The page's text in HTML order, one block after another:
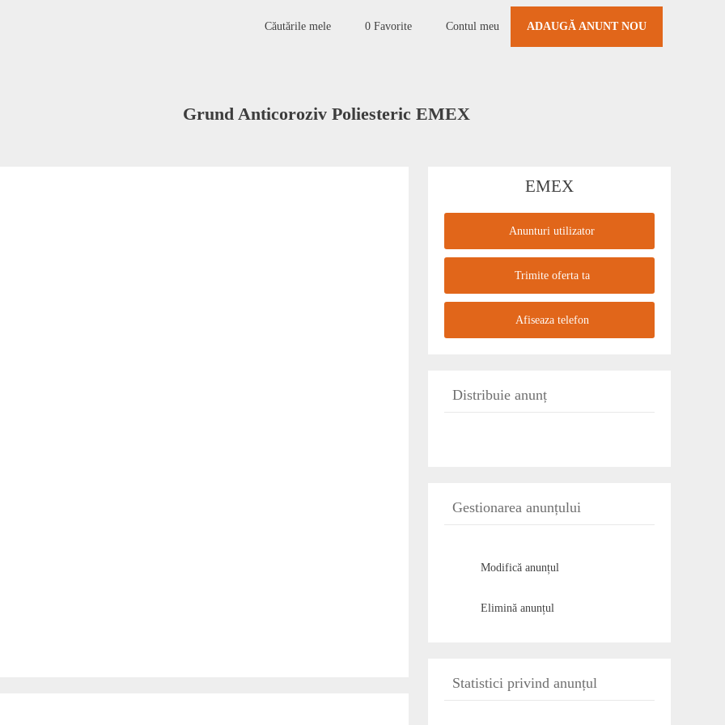
Căutările mele 0Favorite Contul meu ADAUGĂ ANUNT NOU
Grund Anticoroziv Poliesteric EMEX
EMEX
Anunturi utilizator
Trimite oferta ta
Afiseaza telefon
Distribuie anunț
Gestionarea anunțului
Modifică anunțul
Elimină anunțul
Statistici privind anunțul